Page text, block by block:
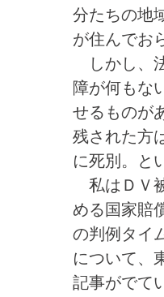
分たちの地
が住んでお
しかし、
障が何もな
せるものが
残された方
に死別。と
私はＤＶ
める国家賠
の判例タイ
について、
記事がでて